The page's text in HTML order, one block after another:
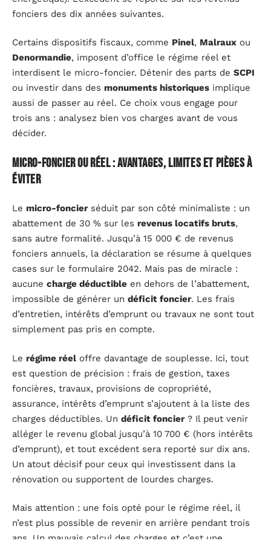
fonciers des dix années suivantes.
Certains dispositifs fiscaux, comme Pinel, Malraux ou
Denormandie, imposent d’office le régime réel et
interdisent le micro-foncier. Détenir des parts de SCPI
ou investir dans des monuments historiques implique
aussi de passer au réel. Ce choix vous engage pour
trois ans : analysez bien vos charges avant de vous
décider.
Micro-foncier ou réel : avantages, limites et pièges à
éviter
Le micro-foncierséduit par son côté minimaliste : un
abattement de 30 % sur les revenus locatifs bruts,
sans autre formalité. Jusqu’à 15 000 € de revenus
fonciers annuels, la déclaration se résume à quelques
cases sur le formulaire 2042. Mais pas de miracle :
aucune charge déductible en dehors de l’abattement,
impossible de générer un déficit foncier. Les frais
d’entretien, intérêts d’emprunt ou travaux ne sont tout
simplement pas pris en compte.
Le régime réel offre davantage de souplesse. Ici, tout
est question de précision : frais de gestion, taxes
foncières, travaux, provisions de copropriété,
assurance, intérêts d’emprunt s’ajoutent à la liste des
charges déductibles. Un déficit foncier? Il peut venir
alléger le revenu global jusqu’à 10 700 € (hors intérêts
d’emprunt), et tout excédent sera reporté sur dix ans.
Un atout décisif pour ceux qui investissent dans la
rénovation ou supportent de lourdes charges.
Mais attention : une fois opté pour le régime réel, il
n’est plus possible de revenir en arrière pendant trois
ans. Un mauvais calcul des charges et c’est une